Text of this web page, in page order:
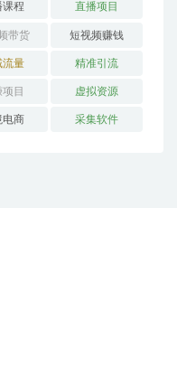
课程 直播项目
带货 短视频赚钱
流量 精准引流
项目 虚拟资源
电商 采集软件